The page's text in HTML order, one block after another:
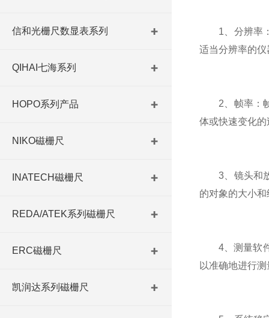
信和光栅尺数显表系列
QIHAI七海系列
HOPO系列产品
NIKO磁栅尺
INATECH磁栅尺
REDA/ATEK系列磁栅尺
ERC磁栅尺
凯润达系列磁栅尺
1、分辨率：
适当分辨率的
2、帧率：帧
体或快速变化
3、镜头和放
的对象的大小
4、测量软件
以准确地进行